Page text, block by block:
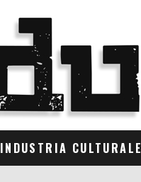
INDUSTRIA CULTURALE